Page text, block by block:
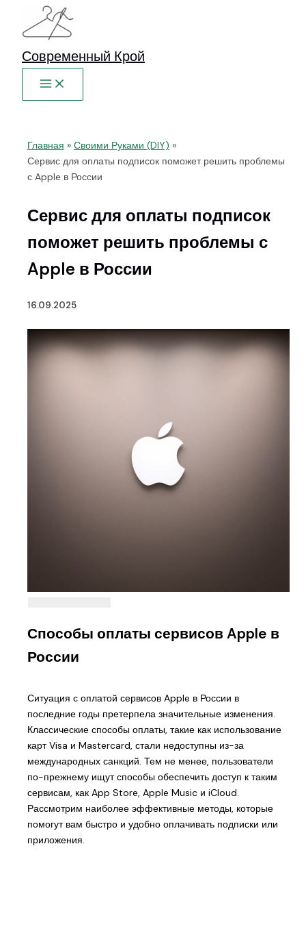
Перейти
содержимому
Современный Крой
Главная
Своими Руками (DIY)
Сервис для оплаты подписок поможет решить проблемы
с Apple в России
Сервис для оплаты подписок
поможет решить проблемы с
Apple в России
16.09.2025
Способы оплаты сервисов Apple в
России
Ситуация с оплатой сервисов Apple в России в
последние годы претерпела значительные изменения.
Классические способы оплаты, такие как использование
карт Visa и Mastercard, стали недоступны из-за
международных санкций. Тем не менее, пользователи
по-прежнему ищут способы обеспечить доступ к таким
сервисам, как App Store, Apple Music и iCloud.
Рассмотрим наиболее эффективные методы, которые
помогут вам быстро и удобно оплачивать подписки или
приложения.